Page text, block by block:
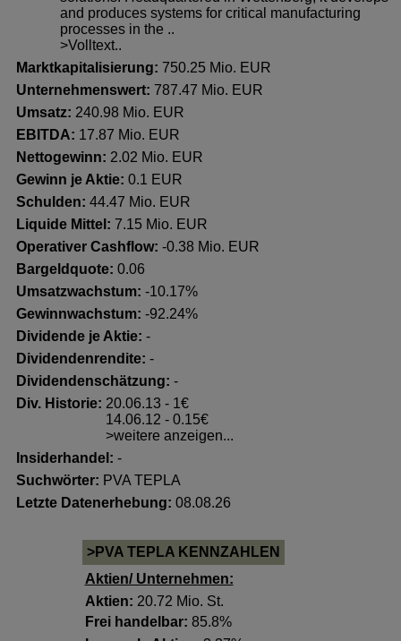
and produces systems for critical manufacturing
processes in the ..
>Volltext..
Marktkapitalisierung: 750.25 Mio. EUR
Unternehmenswert: 787.47 Mio. EUR
Umsatz: 240.98 Mio. EUR
EBITDA: 17.87 Mio. EUR
Nettogewinn: 2.02 Mio. EUR
Gewinn je Aktie: 0.1 EUR
Schulden: 44.47 Mio. EUR
Liquide Mittel: 7.15 Mio. EUR
Operativer Cashflow: -0.38 Mio. EUR
Bargeldquote: 0.06
Umsatzwachstum: -10.17%
Gewinnwachstum: -92.24%
Dividende je Aktie: -
Dividendenrendite: -
Dividendenschätzung: -
Div. Historie: 20.06.13 - 1€
14.06.12 - 0.15€
>weitere anzeigen...
Insiderhandel : -
Suchwörter: PVA TEPLA
Letzte Datenerhebung: 08.08.26
>PVA TEPLA KENNZAHLEN
Aktien/ Unternehmen:
Aktien: 20.72 Mio. St.
Frei handelbar: 85.8%